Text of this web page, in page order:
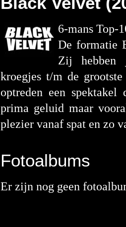
6-mans Top-
De formatie
Zij hebben
kroegjes t/m de
optreden een spektakel
prima geluid maar
plezier vanaf spat en zo
Fotoalbums
Er zijn nog geen